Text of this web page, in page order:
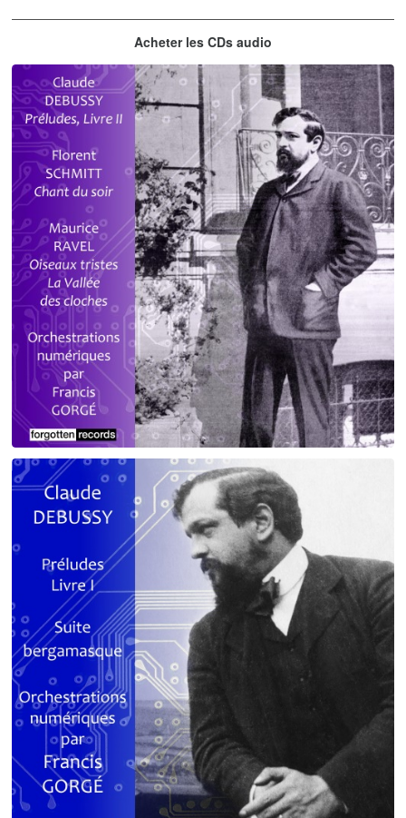
Thelonious MonkAcheter les CDs audio
Debussy - Schmitt - Ravel
orchestrations numériques par Francis Gorgé